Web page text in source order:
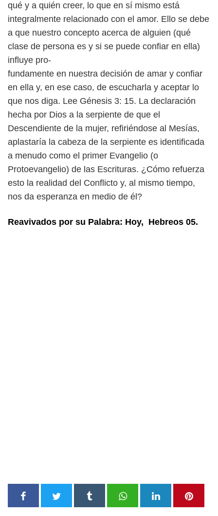
qué y a quién creer, lo que en sí mismo está
integralmente relacionado con el amor. Ello se debe
a que nuestro concepto acerca de alguien (qué
clase de persona es y si se puede confiar en ella)
influye pro-
fundamente en nuestra decisión de amar y confiar
en ella y, en ese caso, de escucharla y aceptar lo
que nos diga. Lee Génesis 3: 15. La declaración
hecha por Dios a la serpiente de que el
Descendiente de la mujer, refiriéndose al Mesías,
aplastaría la cabeza de la serpiente es identificada
a menudo como el primer Evangelio (o
Protoevangelio) de las Escrituras. ¿Cómo refuerza
esto la realidad del Conflicto y, al mismo tiempo,
nos da esperanza en medio de él?
Reavivados por su Palabra: Hoy, Hebreos 05.